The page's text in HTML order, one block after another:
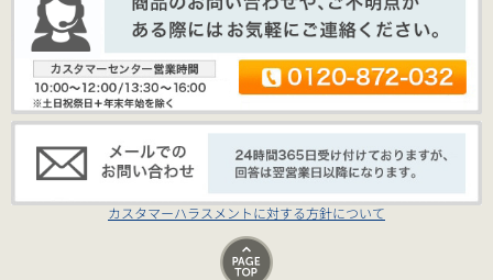
カスタマーハラスメントに対する方針について